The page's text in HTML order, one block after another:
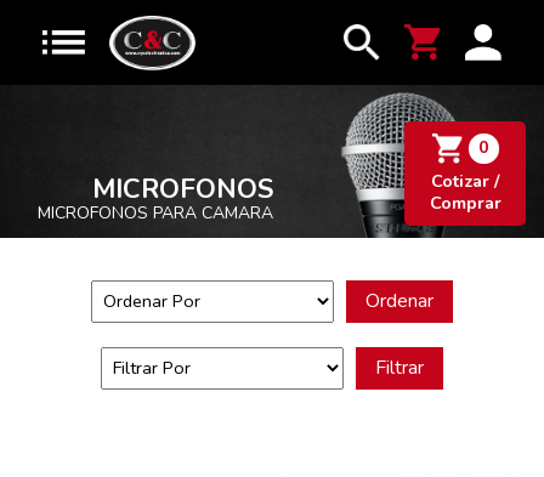
0
Cotizar /
Comprar
MICROFONOS
MICROFONOS PARA CAMARA
Ordenar
Filtrar